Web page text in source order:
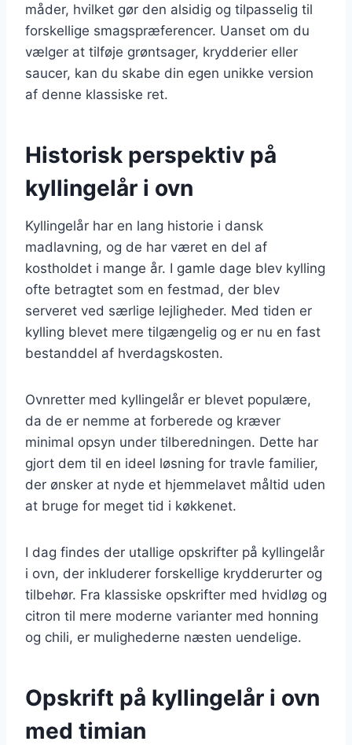
måder, hvilket gør den alsidig og tilpasselig til
forskellige smagspræferencer. Uanset om du
vælger at tilføje grøntsager, krydderier eller
saucer, kan du skabe din egen unikke version
af denne klassiske ret.
Historisk perspektiv på
kyllingelår i ovn
Kyllingelår har en lang historie i dansk
madlavning, og de har været en del af
kostholdet i mange år. I gamle dage blev kylling
ofte betragtet som en festmad, der blev
serveret ved særlige lejligheder. Med tiden er
kylling blevet mere tilgængelig og er nu en fast
bestanddel af hverdagskosten.
Ovnretter med kyllingelår er blevet populære,
da de er nemme at forberede og kræver
minimal opsyn under tilberedningen. Dette har
gjort dem til en ideel løsning for travle familier,
der ønsker at nyde et hjemmelavet måltid uden
at bruge for meget tid i køkkenet.
I dag findes der utallige opskrifter på kyllingelår
i ovn, der inkluderer forskellige krydderurter og
tilbehør. Fra klassiske opskrifter med hvidløg og
citron til mere moderne varianter med honning
og chili, er mulighederne næsten uendelige.
Opskrift på kyllingelår i ovn
med timian